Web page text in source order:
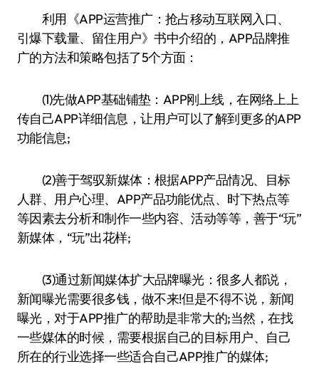
利用《APP运营推广：抢占移动互联网入口、
引爆下载量、留住用户》书中介绍的，APP品牌推
广的方法和策略包括了5个方面：
(1)先做APP基础铺垫：APP刚上线，在网络上上
传自己APP详细信息，让用户可以了解到更多的APP
功能信息;
(2)善于驾驭新媒体：根据APP产品情况、目标
人群、用户心理、APP产品功能优点、时下热点等
等因素去分析和制作一些内容、活动等等，善于“玩”
新媒体，“玩”出花样;
(3)通过新闻媒体扩大品牌曝光：很多人都说，
新闻曝光需要很多钱，做不来!但是不得不说，新闻
曝光，对于APP推广的帮助是非常大的;当然，在找
一些媒体的时候，需要根据自己的目标用户、自己
所在的行业选择一些适合自己APP推广的媒体;